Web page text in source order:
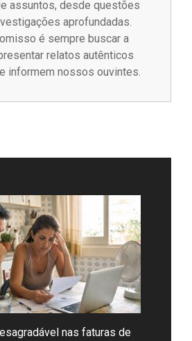
assuntos, desde questões
aprofundadas.
é sempre buscar a
relatos autênticos
informem nossos ouvintes.
nas faturas de